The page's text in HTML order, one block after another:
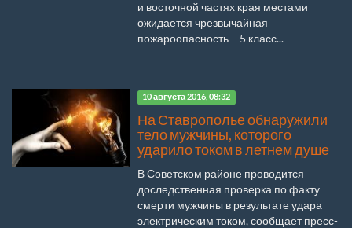
и восточной частях края местами
ожидается чрезвычайная
пожароопасность – 5 класс...
10 августа 2016, 08:32
На Ставрополье обнаружили
тело мужчины, которого
ударило током в летнем душе
В Советском районе проводится
доследственная проверка по факту
смерти мужчины в результате удара
электрическим током, сообщает пресс-